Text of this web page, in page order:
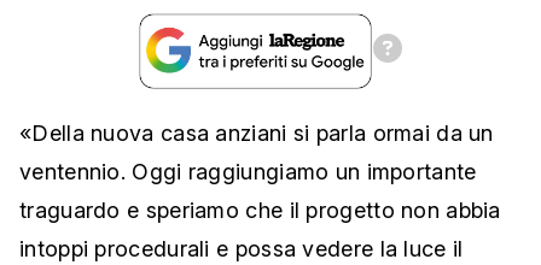
«Della nuova casa anziani si parla ormai da un
ventennio. Oggi raggiungiamo un importante
traguardo e speriamo che il progetto non abbia
intoppi procedurali e possa vedere la luce il